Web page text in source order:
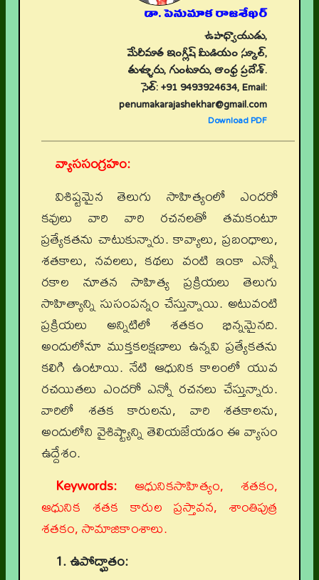
డా. పెనుమాక రాజశేఖర్
ఉపాధ్యాయుడు,
మేరీమాత ఇంగ్లీష్ మీడియం స్కూల్,
తుళ్ళూరు, గుంటూరు, ఆంధ్ర ప్రదేశ్.
సెల్: +91 9493924634, Email:
penumakarajashekhar@gmail.com
Download PDF
వ్యాససంగ్రహం:
విశిష్టమైన తెలుగు సాహిత్యంలో ఎందరో
కవులు వారి వారి రచనలతో తమకంటూ
ప్రత్యేకతను చాటుకున్నారు. కావ్యాలు, ప్రబంధాలు,
శతకాలు, నవలలు, కథలు వంటి ఇంకా ఎన్నో
రకాల నూతన సాహిత్య ప్రక్రియలు తెలుగు
సాహిత్యాన్ని సుసంపన్నం చేస్తున్నాయి. అటువంటి
ప్రక్రియలు అన్నిటిలో శతకం భిన్నమైనది.
అందులోనూ ముక్తకలక్షణాలు ఉన్నవి ప్రత్యేకతను
కలిగి ఉంటాయి. నేటి ఆధునిక కాలంలో యువ
రచయితలు ఎందరో ఎన్నో రచనలు చేస్తున్నారు.
వారిలో శతక కారులను, వారి శతకాలను,
అందులోని వైశిష్ట్యాన్ని తెలియజేయడం ఈ వ్యాసం
ఉద్దేశం.
Keywords: ఆధునికసాహిత్యం, శతకం,
ఆధునిక శతక కారుల ప్రస్తావన, శాంతిపుత్ర
శతకం, సామాజికాంశాలు.
1. ఉపోద్ఘాతం: